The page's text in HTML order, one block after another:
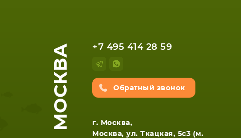
МОСКВА +7 495 414 28 59
Обратный звонок
г. Москва,
Москва, ул. Ткацкая, 5с3 (м.